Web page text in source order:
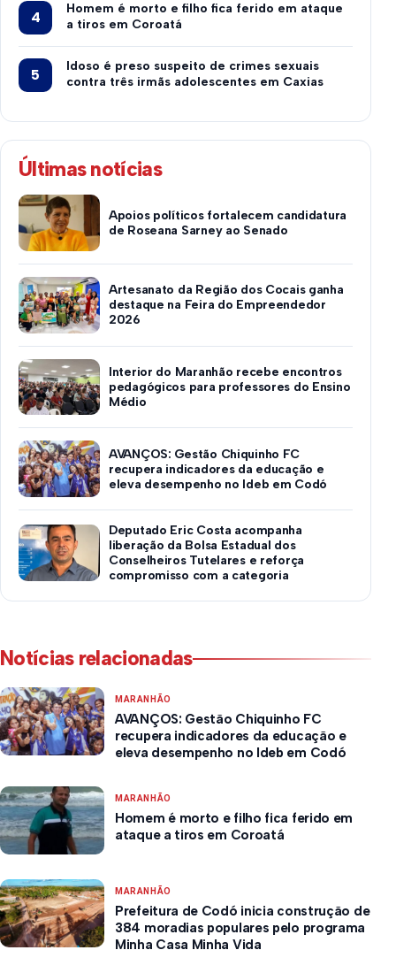
Homem é morto e filho fica ferido em ataque
a tiros em Coroatá
Idoso é preso suspeito de crimes sexuais
contra três irmãs adolescentes em Caxias
Últimas notícias
Apoios políticos fortalecem candidatura
de Roseana Sarney ao Senado
Artesanato da Região dos Cocais ganha
destaque na Feira do Empreendedor
2026
Interior do Maranhão recebe encontros
pedagógicos para professores do Ensino
Médio
AVANÇOS: Gestão Chiquinho FC
recupera indicadores da educação e
eleva desempenho no Ideb em Codó
Deputado Eric Costa acompanha
liberação da Bolsa Estadual dos
Conselheiros Tutelares e reforça
compromisso com a categoria
Notícias relacionadas
MARANHÃO
AVANÇOS: Gestão Chiquinho FC
recupera indicadores da educação e
eleva desempenho no Ideb em Codó
MARANHÃO
Homem é morto e filho fica ferido em
ataque a tiros em Coroatá
MARANHÃO
Prefeitura de Codó inicia construção de
384 moradias populares pelo programa
Minha Casa Minha Vida